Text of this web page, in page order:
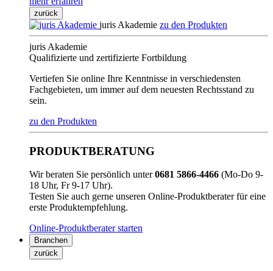
zurück
juris Akademie zu den Produkten
juris Akademie
Qualifizierte und zertifizierte Fortbildung
Vertiefen Sie online Ihre Kenntnisse in verschiedensten
Fachgebieten, um immer auf dem neuesten Rechtsstand zu
sein.
zu den Produkten
PRODUKTBERATUNG
Wir beraten Sie persönlich unter0681 5866-4466 (Mo-Do 9-
18 Uhr, Fr 9-17 Uhr).
Testen Sie auch gerne unseren Online-Produktberater für eine
erste Produktempfehlung.
Online-Produktberater starten
Branchen
zurück